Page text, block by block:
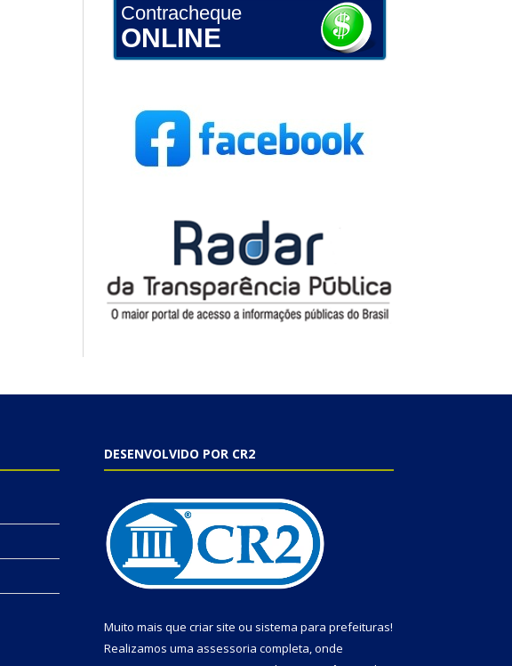
Contracheque
ONLINE
DESENVOLVIDO POR CR2
Muito mais que criar site ou sistema para prefeituras!
Realizamos uma assessoria completa, onde